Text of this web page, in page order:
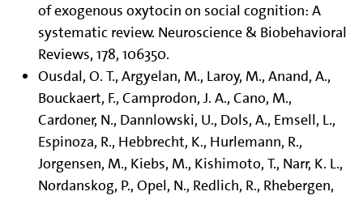
of exogenous oxytocin on social cognition: A
systematic review. Neuroscience & Biobehavioral
Reviews, 178, 106350.
Ousdal, O. T., Argyelan, M., Laroy, M., Anand, A.,
Bouckaert, F., Camprodon, J. A., Cano, M.,
Cardoner, N., Dannlowski, U., Dols, A., Emsell, L.,
Espinoza, R., Hebbrecht, K., Hurlemann, R.,
Jorgensen, M., Kiebs, M., Kishimoto, T., Narr, K. L.,
Nordanskog, P., Opel, N., Redlich, R., Rhebergen,